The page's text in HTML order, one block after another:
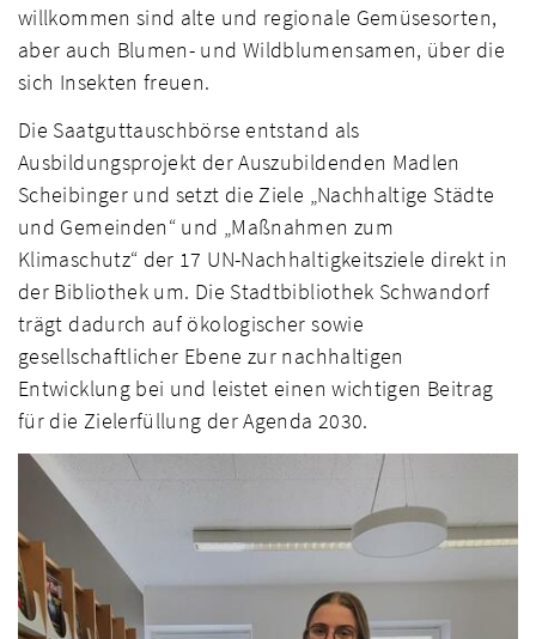
willkommen sind alte und regionale Gemüsesorten,
aber auch Blumen- und Wildblumensamen, über die
sich Insekten freuen.
Die Saatguttauschbörse entstand als
Ausbildungsprojekt der Auszubildenden Madlen
Scheibinger und setzt die Ziele „Nachhaltige Städte
und Gemeinden“ und „Maßnahmen zum
Klimaschutz“ der 17 UN-Nachhaltigkeitsziele direkt in
der Bibliothek um. Die Stadtbibliothek Schwandorf
trägt dadurch auf ökologischer sowie
gesellschaftlicher Ebene zur nachhaltigen
Entwicklung bei und leistet einen wichtigen Beitrag
für die Zielerfüllung der Agenda 2030.